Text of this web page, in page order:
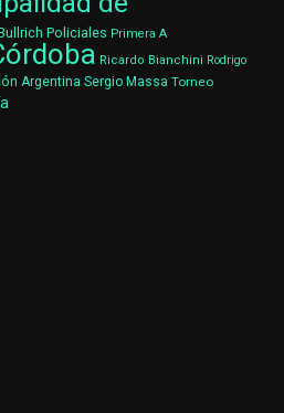
Policiales Primera A
Ricardo Bianchini Rodrigo
Argentina Sergio Massa Torneo